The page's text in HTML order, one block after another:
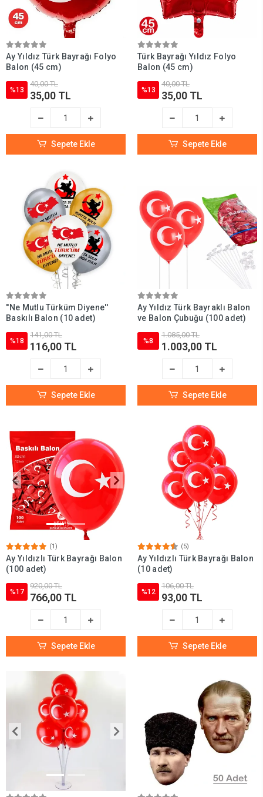
Ay Yıldız Türk Bayrağı Folyo
Balon (45 cm)
%13
40,00 TL
35,00 TL
Sepete Ekle
Türk Bayrağı Yıldız Folyo
Balon (45 cm)
%13
40,00 TL
35,00 TL
Sepete Ekle
''Ne Mutlu Türküm Diyene''
Baskılı Balon (10 adet)
%18
141,00 TL
116,00 TL
Sepete Ekle
Ay Yıldız Türk Bayraklı Balon
ve Balon Çubuğu (100 adet)
%8
1.085,00 TL
1.003,00 TL
Sepete Ekle
(1)
Ay Yıldızlı Türk Bayrağı Balon
(100 adet)
%17
920,00 TL
766,00 TL
Sepete Ekle
(5)
Ay Yıldızlı Türk Bayrağı Balon
(10 adet)
%12
106,00 TL
93,00 TL
Sepete Ekle